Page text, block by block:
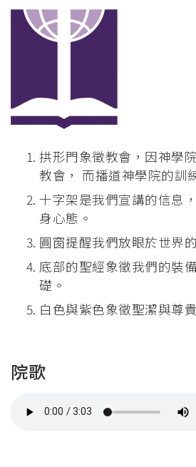
拱形門象徵教會，因神學
教會， 而播道神學院的訓
十字架是我們宣講的信息
身心態。
圓窗提醒我們放眼於世界
底部的聖經象徵我們的裝
礎。
白色與紫色象徵聖潔與尊
院歌